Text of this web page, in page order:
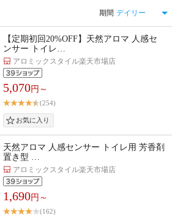
期間
【定期初回20%OFF】天然アロマ 人感セ
ンサー トイレ…
アロミックスタイル楽天市場店
5,070円～
(254)
天然アロマ 人感センサー トイレ用 芳香剤
置き型 …
アロミックスタイル楽天市場店
1,690円～
(162)